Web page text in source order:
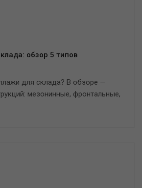
обзор 5 типов
для склада? В обзоре —
мезонинные, фронтальные,